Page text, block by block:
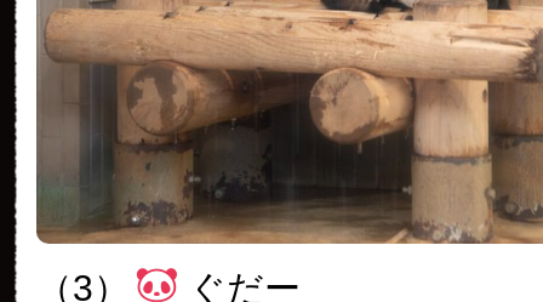
（3） ぐだー